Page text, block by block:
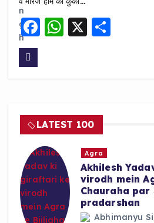
F
o
o
k
W
p
p
X S
LATEST 100
Agra
Akhilesh
virodh mein
Chauraha par
pradarshan
Abhimanyu